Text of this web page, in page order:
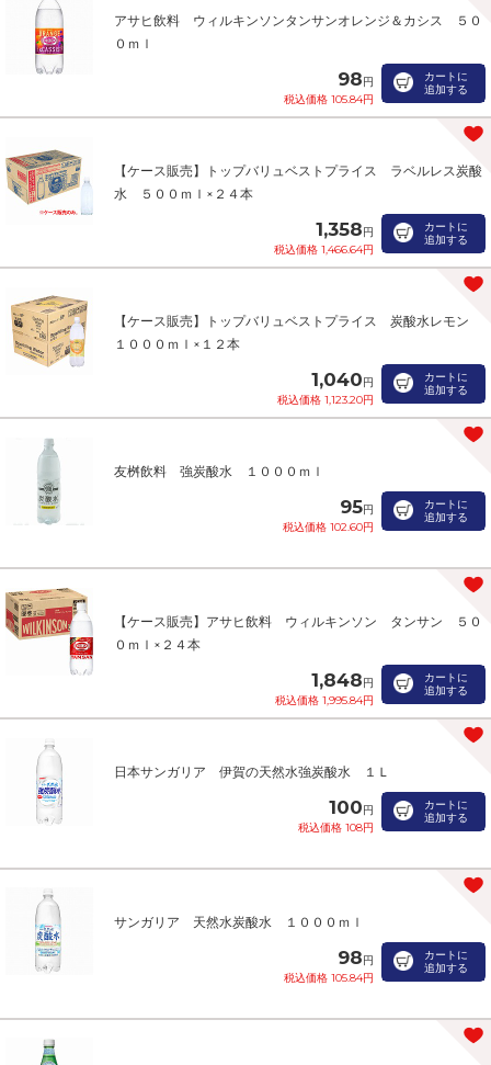
アサヒ飲料 ウィルキンソンタンサンオレンジ＆カシス ５０
０ｍｌ
98円
税込価格 105.84円
カートに
追加する
【ケース販売】トップバリュベストプライス ラベルレス炭酸
水 ５００ｍｌ×２４本
1,358円
税込価格 1,466.64円
カートに
追加する
【ケース販売】トップバリュベストプライス 炭酸水レモン
１０００ｍｌ×１２本
1,040円
税込価格 1,123.20円
カートに
追加する
友桝飲料 強炭酸水 １０００ｍｌ
95円
税込価格 102.60円
カートに
追加する
【ケース販売】アサヒ飲料 ウィルキンソン タンサン ５０
０ｍｌ×２４本
1,848円
税込価格 1,995.84円
カートに
追加する
日本サンガリア 伊賀の天然水強炭酸水 １Ｌ
100円
税込価格 108円
カートに
追加する
サンガリア 天然水炭酸水 １０００ｍｌ
98円
税込価格 105.84円
カートに
追加する